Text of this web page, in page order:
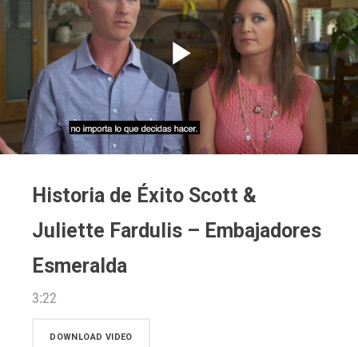
Play
Historia de Éxito Scott &
Juliette Fardulis – Embajadores
Esmeralda
3:22
DOWNLOAD VIDEO